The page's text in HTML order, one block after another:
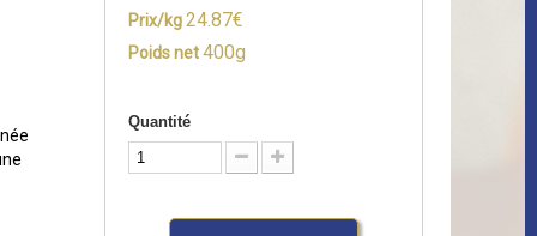
Prix/kg24.87€
Poids net400g
Quantité